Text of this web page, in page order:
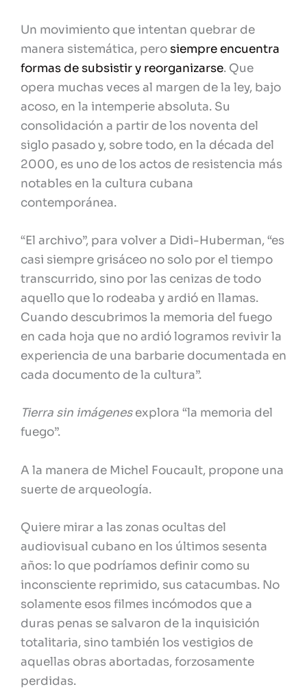
Un movimiento que intentan quebrar de
manera sistemática, perosiempre encuentra
formas de subsistir y reorganizarse. Que
opera muchas veces al margen de la ley, bajo
acoso, en la intemperie absoluta. Su
consolidación a partir de los noventa del
siglo pasado y, sobre todo, en la década del
2000, es uno de los actos de resistencia más
notables en la cultura cubana
contemporánea.
“El archivo”, para volver a Didi-Huberman, “es
casi siempre grisáceo no solo por el tiempo
transcurrido, sino por las cenizas de todo
aquello que lo rodeaba y ardió en llamas.
Cuando descubrimos la memoria del fuego
en cada hoja que no ardió logramos revivir la
experiencia de una barbarie documentada en
cada documento de la cultura”.
Tierra sin imágenesexplora “la memoria del
fuego”.
A la manera de Michel Foucault, propone una
suerte de arqueología.
Quiere mirar a las zonas ocultas del
audiovisual cubano en los últimos sesenta
años: lo que podríamos definir como su
inconsciente reprimido, sus catacumbas. No
solamente esos filmes incómodos que a
duras penas se salvaron de la inquisición
totalitaria, sino también los vestigios de
aquellas obras abortadas, forzosamente
perdidas.